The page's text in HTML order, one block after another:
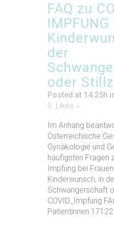
FAQ zu
IMPFUNG
der
oder
Posted at 14:25h
0 Likes
Im Anhang
Österreichische
Gynäkologie und
häufigsten Fragen
Impfung bei
Kinderwunsch, in
Schwangerschaft
COVID_Impfung
Patientinnen